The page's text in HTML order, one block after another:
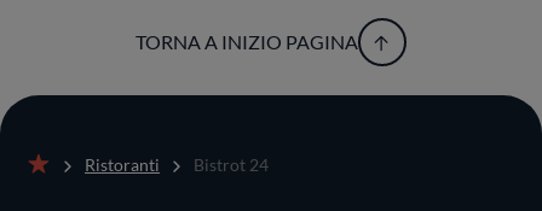
TORNA A INIZIO PAGINA
Ristoranti Bistrot 24